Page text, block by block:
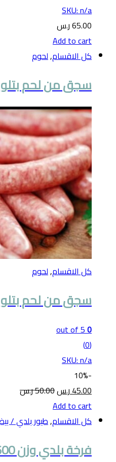
SKU: n/a
65.00ر.س
Add to cart
كل الاقسام,لحوم
سجق من لحم
كل الاقسام,لحوم
سجق من لحم
0
out of 5
(0)
SKU: n/a
-
10%
45.00ر.س50.00ر.س
Add to cart
كل الاقسام,طيور بلدي /
فرخة بلدي وزن 500/600 جرام عدد 2